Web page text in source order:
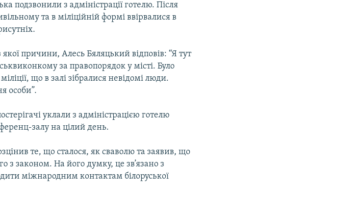
подзвонили з адміністрації готелю. Після
та в міліційній формі ввірвалися в
причини, Алесь Бяляцький відповів: “Я тут
за правопорядок у місті. Було
що в залі зібралися невідомі люди.
особи”.
уклали з адміністрацією готелю
залу на цілий день.
те, що сталося, як сваволю та заявив, що
з законом. На його думку, це зв’язано з
міжнародним контактам білоруської